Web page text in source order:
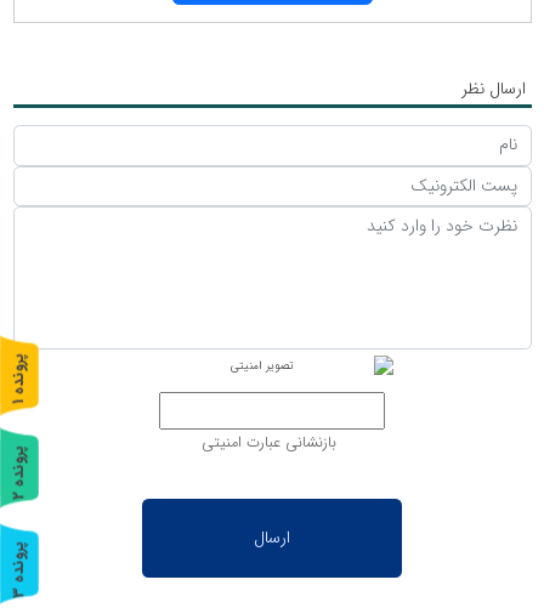
ارسال نظر
بازنشانی عبارت امنیتی
پ
ر
و
ن
د
ه
1
پ
ر
و
ن
د
ه
2
پ
ر
و
ن
د
ه
3